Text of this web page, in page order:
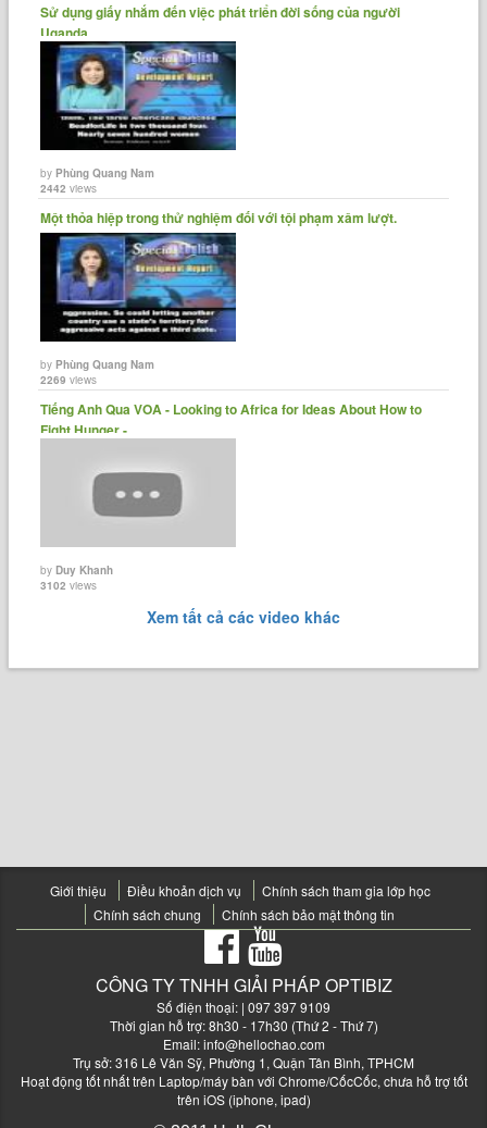
Sử dụng giấy nhắm đến việc phát triển đời sống của người
Uganda.
byPhùng Quang Nam
2442 views
Một thỏa hiệp trong thử nghiệm đối với tội phạm xâm lượt.
byPhùng Quang Nam
2269 views
Tiếng Anh Qua VOA - Looking to Africa for Ideas About How to
Fight Hunger -......
byDuy Khanh
3102 views
Xem tất cả các video khác
Giới thiệu Điều khoản dịch vụ
Chính sách tham gia lớp học
Chính sách chung
Chính sách bảo mật thông tin
CÔNG TY TNHH GIẢI PHÁP OPTIBIZ
Số điện thoại: | 097 397 9109
Thời gian hỗ trợ: 8h30 - 17h30 (Thứ 2 - Thứ 7)
Email:info@hellochao.com
Trụ sở: 316 Lê Văn Sỹ, Phường 1, Quận Tân Bình, TPHCM
Hoạt động tốt nhất trên Laptop/máy bàn với Chrome/CốcCốc, chưa hỗ trợ tốt
trên iOS (iphone, ipad)